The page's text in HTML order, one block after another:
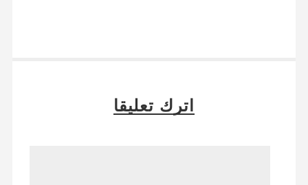
اترك تعليقا